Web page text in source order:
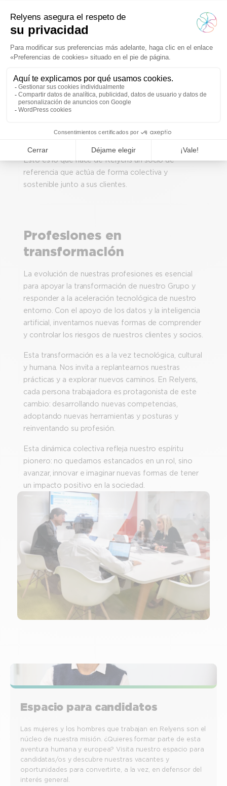
Conocerlos significa comprender sus retos, sus
limitaciones y sus necesidades, a menudo complejas
y en constante evolución.
para ellos, respuestas adaptadas a su realidad. Cada
interacción, cada solución, cada proyecto tiene
como objetivo reforzar la confianza, garantizar sus
Esto es lo que hace de Relyens un socio de
referencia que actúa de forma colectiva y
sostenible junto a sus clientes.
Profesiones en
transformación
La evolución de nuestras profesiones es esencial
para apoyar la transformación de nuestro Grupo y
responder a la aceleración tecnológica de nuestro
entorno. Con el apoyo de los datos y la inteligencia
artificial, inventamos nuevas formas de comprender
y controlar los riesgos de nuestros clientes y socios.
Esta transformación es a la vez tecnológica, cultural
y humana. Nos invita a replantearnos nuestras
prácticas y a explorar nuevos caminos. En Relyens,
cada persona trabajadora es protagonista de este
cambio: desarrollando nuevas competencias,
adoptando nuevas herramientas y posturas y
reinventando su profesión.
Esta dinámica colectiva refleja nuestro espíritu
pionero: no quedarnos estancados en un rol, sino
avanzar, innovar e imaginar nuevas formas de tener
un impacto positivo en la sociedad.
Espacio para candidatos
Las mujeres y los hombres que trabajan en Relyens son el
núcleo de nuestra misión. ¿Quieres formar parte de esta
aventura humana y europea? Visita nuestro espacio para
candidatas/os y descubre nuestras vacantes y
oportunidades para convertirte, a la vez, en defensor del
interés general.